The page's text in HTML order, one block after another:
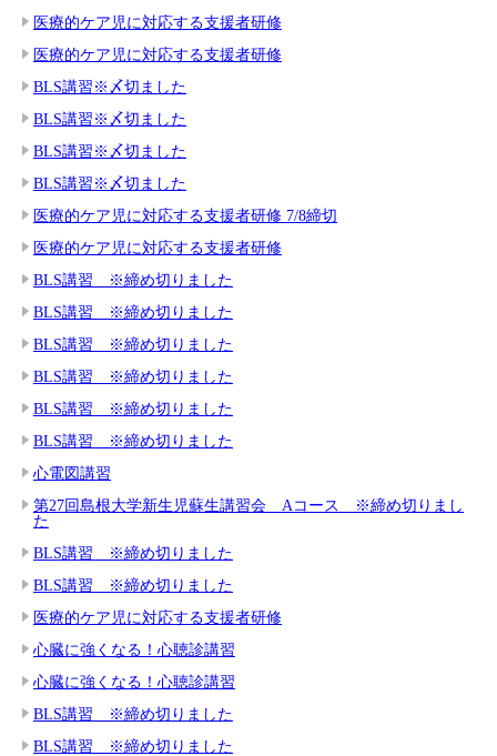
医療的ケア児に対応する支援者研修
医療的ケア児に対応する支援者研修
BLS講習※〆切ました
BLS講習※〆切ました
BLS講習※〆切ました
BLS講習※〆切ました
医療的ケア児に対応する支援者研修 7/8締切
医療的ケア児に対応する支援者研修
BLS講習 ※締め切りました
BLS講習 ※締め切りました
BLS講習 ※締め切りました
BLS講習 ※締め切りました
BLS講習 ※締め切りました
BLS講習 ※締め切りました
心電図講習
第27回島根大学新生児蘇生講習会 Aコース ※締め切りまし
た
BLS講習 ※締め切りました
BLS講習 ※締め切りました
医療的ケア児に対応する支援者研修
心臓に強くなる！心聴診講習
心臓に強くなる！心聴診講習
BLS講習 ※締め切りました
BLS講習 ※締め切りました